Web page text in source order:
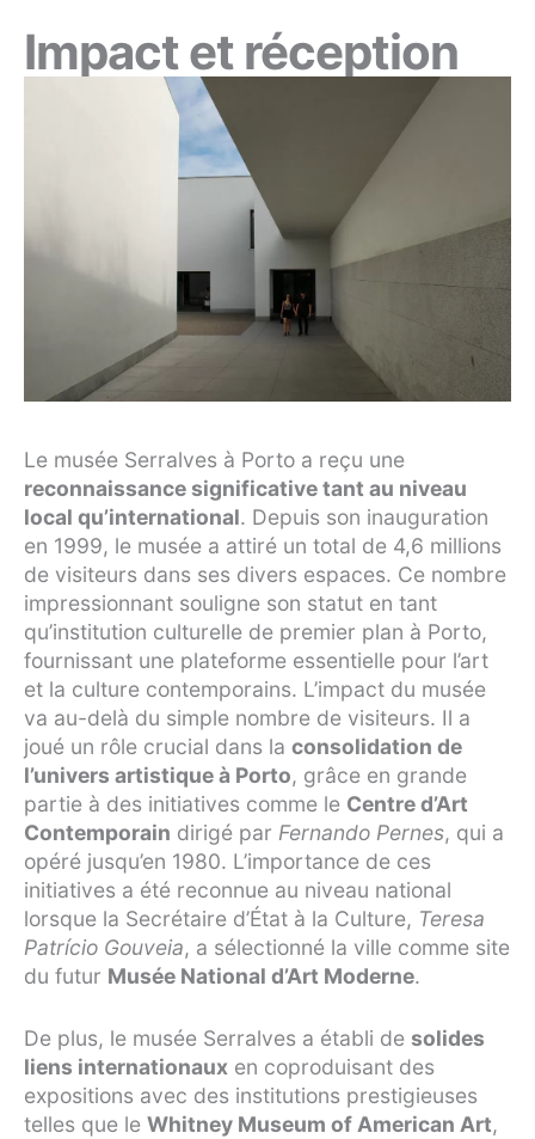
Impact et réception
Le musée Serralves à Porto a reçu une
reconnaissance significative tant au niveau
local qu’international. Depuis son inauguration
en 1999, le musée a attiré un total de 4,6 millions
de visiteurs dans ses divers espaces. Ce nombre
impressionnant souligne son statut en tant
qu’institution culturelle de premier plan à Porto,
fournissant une plateforme essentielle pour l’art
et la culture contemporains. L’impact du musée
va au-delà du simple nombre de visiteurs. Il a
joué un rôle crucial dans la consolidation de
l’univers artistique à Porto, grâce en grande
partie à des initiatives comme le Centre d’Art
Contemporain dirigé par Fernando Pernes, qui a
opéré jusqu’en 1980. L’importance de ces
initiatives a été reconnue au niveau national
lorsque la Secrétaire d’État à la Culture, Teresa
Patrício Gouveia, a sélectionné la ville comme site
du futur Musée National d’Art Moderne.
De plus, le musée Serralves a établi de solides
liens internationaux en coproduisant des
expositions avec des institutions prestigieuses
telles que le Whitney Museum of American Art,